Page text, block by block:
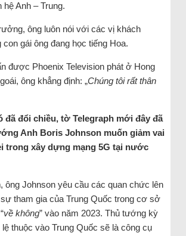
hệ Anh – Trung.
ông luôn nói với các vị khách
con gái ông đang học tiếng Hoa.
được Phoenix Television phát ở Hong
ông khẳng định: „Chúng tôi rất thân
đã đổi chiều, tờ Telegraph mới đây đã
Anh Boris Johnson muốn giảm vai
trong xây dựng mạng 5G tại nước
ông Johnson yêu cầu các quan chức lên
tham gia của Trung Quốc trong cơ sở
về không” vào năm 2023. Thủ tướng kỳ
thuộc vào Trung Quốc sẽ là công cụ